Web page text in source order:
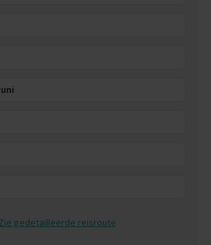
Zie gedetailleerde reisroute